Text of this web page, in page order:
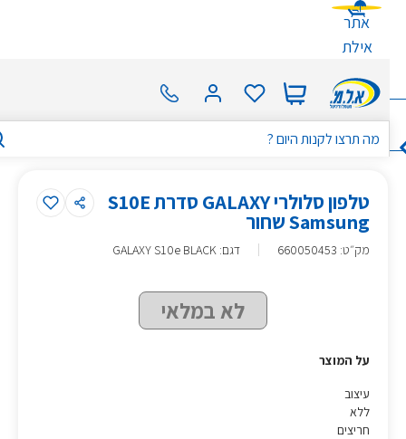
אתר
אילת
Galaxy S25 FE
Galaxy ZFLIP 7
טלפון סלולרי GALAXY סדרת S10E
Samsung שחור
מק״ט:
660050453 דגם: GALAXY S10e BLACK
לא במלאי
על המוצר
עיצוב
ללא
חריצים